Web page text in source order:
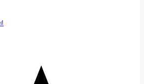
₫
5.998.000 ₫